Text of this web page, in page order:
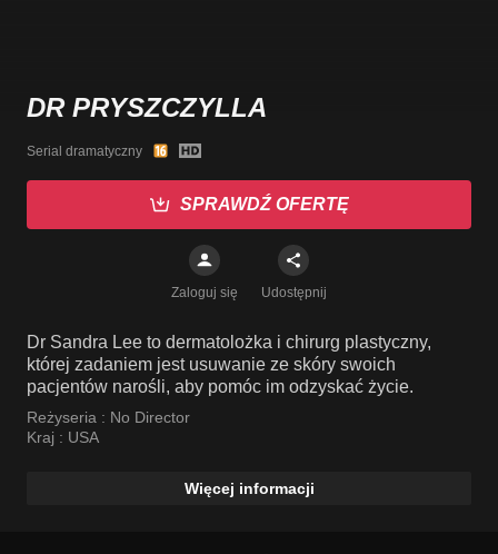
DR PRYSZCZYLLA
Serial dramatyczny
SPRAWDŹ OFERTĘ
Zaloguj się Udostępnij
Dr Sandra Lee to dermatolożka i chirurg plastyczny,
której zadaniem jest usuwanie ze skóry swoich
pacjentów narośli, aby pomóc im odzyskać życie.
Reżyseria : No Director
Kraj : USA
Więcej informacji